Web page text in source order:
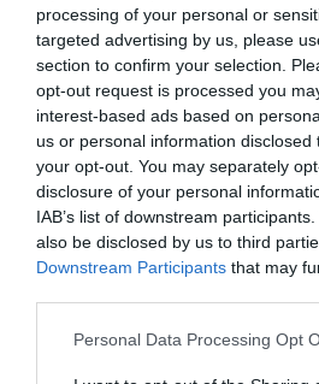
processing of your personal or
targeted advertising by us, please
section to confirm your selection.
opt-out request is processed you
interest-based ads based on
us or personal information
your opt-out. You may separately
disclosure of your personal
IAB’s list of downstream
also be disclosed by us to third
Downstream Participants that may
Personal Data Processing Opt
Así pues, los países
otro de los escenarios en el que
supervivencia de la democracia
posibilidad de rediseñar un
permita alcanzar un crecimiento
a largo plazo y que preserve
medioambientales.
sin perder la esencia de la